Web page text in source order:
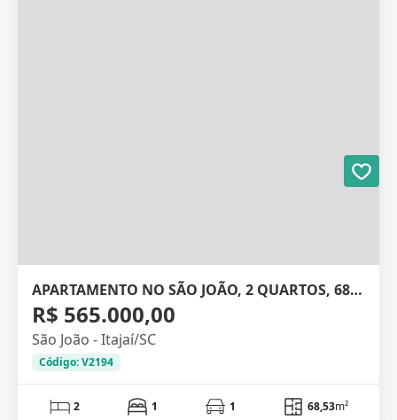
APARTAMENTO NO SÃO JOÃO, 2 QUARTOS, 68M²
R$ 565.000,00
São João - Itajaí/SC
Código: V2194
2 1 1 68,53m²